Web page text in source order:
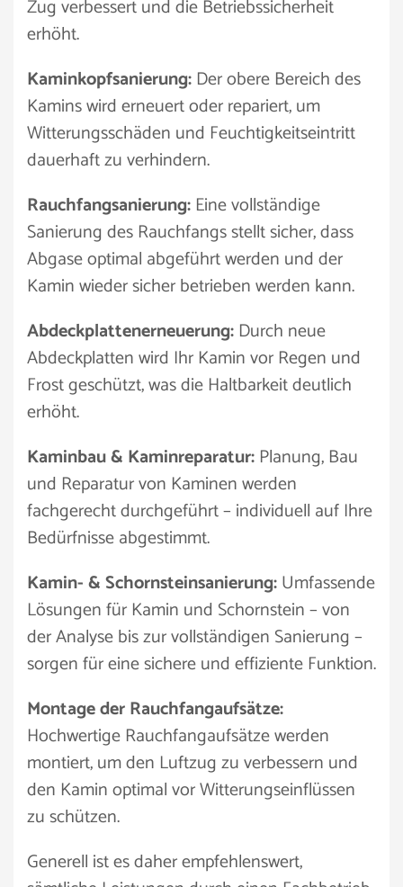
Zug verbessert und die Betriebssicherheit
erhöht.
Kaminkopfsanierung: Der obere Bereich des
Kamins wird erneuert oder repariert, um
Witterungsschäden und Feuchtigkeitseintritt
dauerhaft zu verhindern.
Rauchfangsanierung: Eine vollständige
Sanierung des Rauchfangs stellt sicher, dass
Abgase optimal abgeführt werden und der
Kamin wieder sicher betrieben werden kann.
Abdeckplattenerneuerung: Durch neue
Abdeckplatten wird Ihr Kamin vor Regen und
Frost geschützt, was die Haltbarkeit deutlich
erhöht.
Kaminbau & Kaminreparatur: Planung, Bau
und Reparatur von Kaminen werden
fachgerecht durchgeführt – individuell auf Ihre
Bedürfnisse abgestimmt.
Kamin- & Schornsteinsanierung:Umfassende
Lösungen für Kamin und Schornstein – von
der Analyse bis zur vollständigen Sanierung –
sorgen für eine sichere und effiziente Funktion.
Montage der Rauchfangaufsätze:
Hochwertige Rauchfangaufsätze werden
montiert, um den Luftzug zu verbessern und
den Kamin optimal vor Witterungseinflüssen
zu schützen.
Generell ist es daher empfehlenswert,